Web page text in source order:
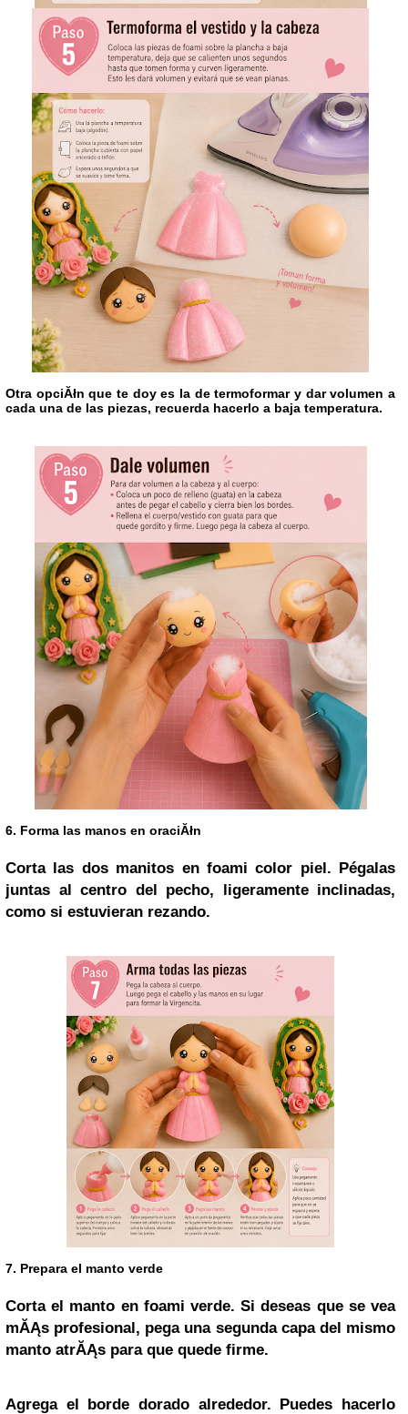
Otra opciĂłn que te doy es la de termoformar y dar volumen a
cada una de las piezas, recuerda hacerlo a baja temperatura.
6. Forma las manos en oraciĂłn
Corta las dos manitos en foami color piel. Pégalas
juntas al centro del pecho, ligeramente inclinadas,
como si estuvieran rezando.
7. Prepara el manto verde
Corta el manto en foami verde. Si deseas que se vea
mĂĄs profesional, pega una segunda capa del mismo
manto atrĂĄs para que quede firme.
Agrega el borde dorado alrededor. Puedes hacerlo